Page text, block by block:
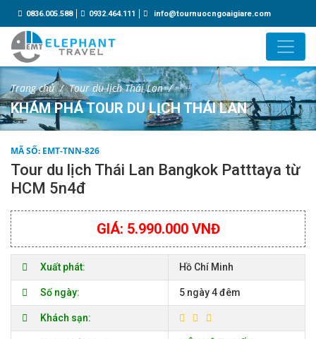
0836.005.588 0932.464.111 info@tournuocngoaigiare.com
Trang chủ Tour du lịch Thái Lan
KHÁM PHÁ TOUR DU LỊCH THÁI LAN
MÃ SỐ: EMT-TNN-826
Tour du lịch Thái Lan Bangkok Patttaya từ
HCM 5n4đ
GIÁ: 5.990.000 VNĐ
Xuất phát: Hồ Chí Minh
Số ngày: 5 ngày 4 đêm
Khách sạn: